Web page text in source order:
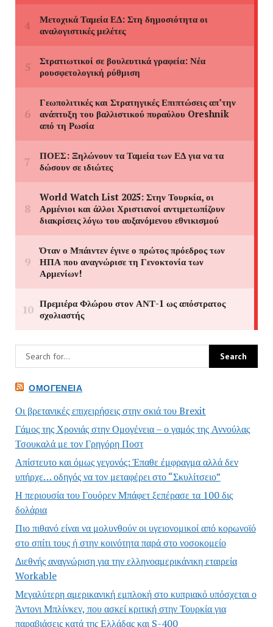
ΟΜΟΓΈΝΕΙΑ
Οι βρετανικές επιχειρήσεις στην σκιά του Brexit
Γάμος της Χρονιάς στην Ομογένεια – ο γαμός της Αννούλας
Τσουκαλά με τον Γρηγόρη Ποστ
Απίστευτο και όμως γεγονός: Έπαθε έμφραγμα αλλά δεν
υπήρχε… οδηγός να τον μεταφέρει στο “Σκυλίτσειο”
Η περιουσία του Γουόρεν Μπάφετ ξεπέρασε τα 100 δις
δολάρια
Πιο πιθανό είναι να μολυνθούν οι υγειονομικοί από κορωνοϊό
στο σπίτι τους ή στην κοινότητα παρά στο νοσοκομείο
Διεθνής αναγνώριση για την ελληνοαμερικάνικη εταιρεία
Workable
Μεγαλύτερη αμερικανική εμπλοκή στο κυπριακό υπόσχεται ο
Άντονι Μπλίνκεν, που ασκεί κριτική στην Τουρκία για
παραβιάσεις κατά της Ελλάδας και S-400